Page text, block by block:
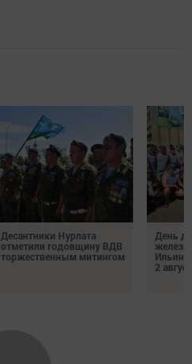
Десантники Нурлата
отметили годовщину ВДВ
торжественным митингом
День
Ильин
2